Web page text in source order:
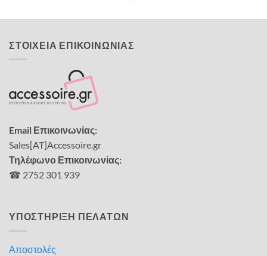
ΣΤΟΙΧΕΙΑ ΕΠΙΚΟΙΝΩΝΙΑΣ
Email Επικοινωνίας:
Sales[AT]Accessoire.gr
Τηλέφωνο Επικοινωνίας:
☎ 2752 301 939
ΥΠΟΣΤΗΡΙΞΗ ΠΕΛΑΤΩΝ
Αποστολές